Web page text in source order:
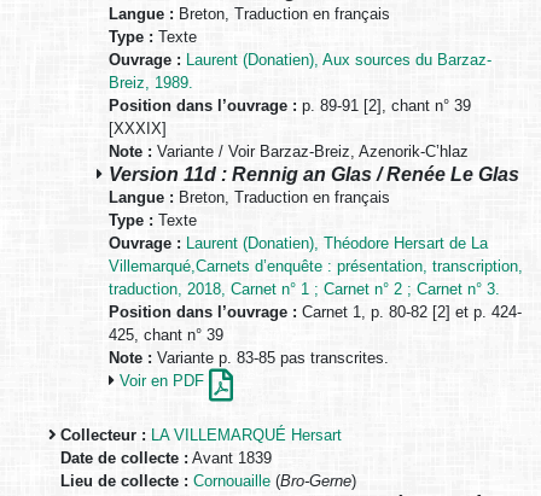
Langue : Breton, Traduction en français
Type : Texte
Ouvrage : Laurent (Donatien), Aux sources du Barzaz-
Breiz, 1989.
Position dans l’ouvrage : p. 89-91 [2], chant n° 39
[XXXIX]
Note : Variante / Voir Barzaz-Breiz, Azenorik-C’hlaz
Version 11d : Rennig an Glas / Renée Le Glas
Langue : Breton, Traduction en français
Type : Texte
Ouvrage : Laurent (Donatien), Théodore Hersart de La
Villemarqué,Carnets d’enquête : présentation, transcription,
traduction, 2018, Carnet n° 1 ; Carnet n° 2 ; Carnet n° 3.
Position dans l’ouvrage : Carnet 1, p. 80-82 [2] et p. 424-
425, chant n° 39
Note : Variante p. 83-85 pas transcrites.
Voir en PDF
Collecteur : LA VILLEMARQUÉ Hersart
Date de collecte : Avant 1839
Lieu de collecte : Cornouaille (Bro-Gerne)